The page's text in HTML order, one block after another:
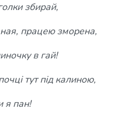
збирай,
працею зморена,
в гай!
тут під калиною,
я пан!